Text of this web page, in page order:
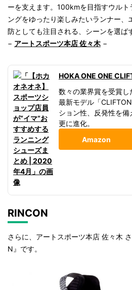
ーを支えます。100kmを目指すウルト
ングをゆったり楽しみたいランナー、
防としても注目される、シーンを選ば
− アートスポーツ本店 佐々木 −
HOKA ONE ONE
数々の業界賞を受賞
最新モデル「
ション性、反発性を
更に進化。
Amazon
RINCON
さらに、アートスポーツ本店 佐々木
N』です。